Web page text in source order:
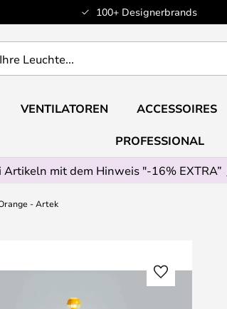
100+ Designerbrands
VENTILATOREN ACCESSOIRES
PROFESSIONAL
mit dem Hinweis "-16% EXTRA”
- Artek